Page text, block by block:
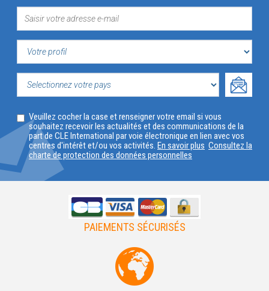
VOTRE
PROFIL
VOTRE
PAYS
Veuillez cocher la case et renseigner votre email si vous
souhaitez recevoir les actualités et des communications de la
part de CLE International par voie électronique en lien avec vos
centres d'intérêt et/ou vos activités. En savoir plus Consultez la
charte de protection des données personnelles
PAIEMENTS SÉCURISÉS